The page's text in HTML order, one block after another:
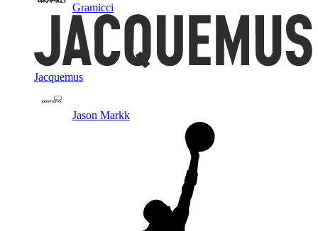
Gramicci
Jacquemus
Jason Markk